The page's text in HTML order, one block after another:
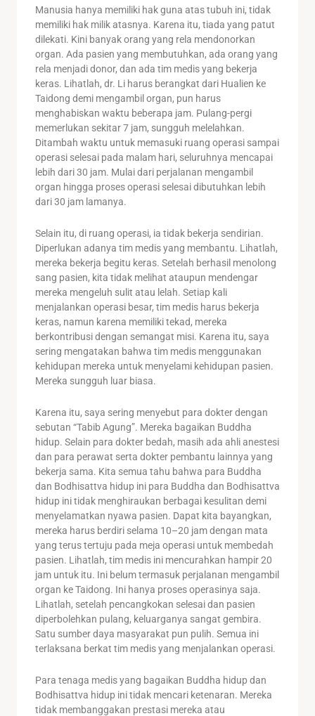
Manusia hanya memiliki hak guna atas tubuh ini, tidak
memiliki hak milik atasnya. Karena itu, tiada yang patut
dilekati. Kini banyak orang yang rela mendonorkan
organ. Ada pasien yang membutuhkan, ada orang yang
rela menjadi donor, dan ada tim medis yang bekerja
keras. Lihatlah, dr. Li harus berangkat dari Hualien ke
Taidong demi mengambil organ, pun harus
menghabiskan waktu beberapa jam. Pulang-pergi
memerlukan sekitar 7 jam, sungguh melelahkan.
Ditambah waktu untuk memasuki ruang operasi sampai
operasi selesai pada malam hari, seluruhnya mencapai
lebih dari 30 jam. Mulai dari perjalanan mengambil
organ hingga proses operasi selesai dibutuhkan lebih
dari 30 jam lamanya.
Selain itu, di ruang operasi, ia tidak bekerja sendirian.
Diperlukan adanya tim medis yang membantu. Lihatlah,
mereka bekerja begitu keras. Setelah berhasil menolong
sang pasien, kita tidak melihat ataupun mendengar
mereka mengeluh sulit atau lelah. Setiap kali
menjalankan operasi besar, tim medis harus bekerja
keras, namun karena memiliki tekad, mereka
berkontribusi dengan semangat misi. Karena itu, saya
sering mengatakan bahwa tim medis menggunakan
kehidupan mereka untuk menyelami kehidupan pasien.
Mereka sungguh luar biasa.
Karena itu, saya sering menyebut para dokter dengan
sebutan “Tabib Agung”. Mereka bagaikan Buddha
hidup. Selain para dokter bedah, masih ada ahli anestesi
dan para perawat serta dokter pembantu lainnya yang
bekerja sama. Kita semua tahu bahwa para Buddha
dan Bodhisattva hidup ini para Buddha dan Bodhisattva
hidup ini tidak menghiraukan berbagai kesulitan demi
menyelamatkan nyawa pasien. Dapat kita bayangkan,
mereka harus berdiri selama 10–20 jam dengan mata
yang terus tertuju pada meja operasi untuk membedah
pasien. Lihatlah, tim medis ini mencurahkan hampir 20
jam untuk itu. Ini belum termasuk perjalanan mengambil
organ ke Taidong. Ini hanya proses operasinya saja.
Lihatlah, setelah pencangkokan selesai dan pasien
diperbolehkan pulang, keluarganya sangat gembira.
Satu sumber daya masyarakat pun pulih. Semua ini
terlaksana berkat tim medis yang menjalankan operasi.
Para tenaga medis yang bagaikan Buddha hidup dan
Bodhisattva hidup ini tidak mencari ketenaran. Mereka
tidak membanggakan prestasi mereka atau